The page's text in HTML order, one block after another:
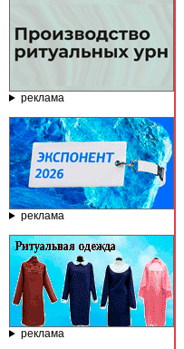
реклама
реклама
реклама